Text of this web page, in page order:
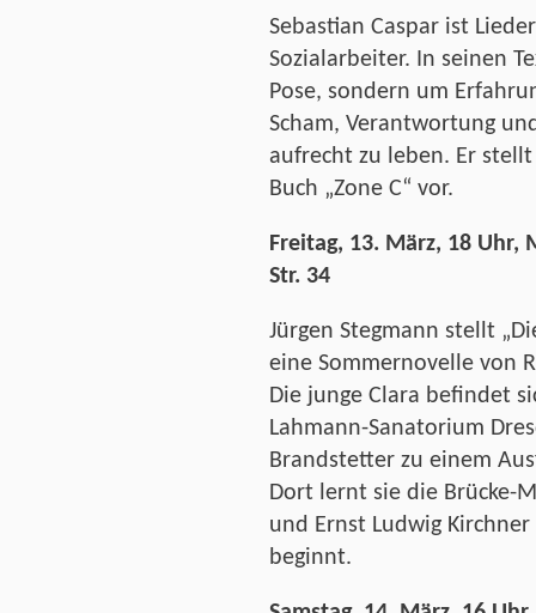
Sebastian Caspar ist
Sozialarbeiter. In seinen
Pose, sondern um
Scham, Verantwortung
aufrecht zu leben. Er
Buch „Zone C“ vor.
Freitag, 13. März, 18 Uhr,
Str. 34
Jürgen Stegmann stellt
eine Sommernovelle von
Die junge Clara befindet
Lahmann-Sanatorium
Brandstetter zu einem
Dort lernt sie die Brücke-
und Ernst Ludwig
beginnt.